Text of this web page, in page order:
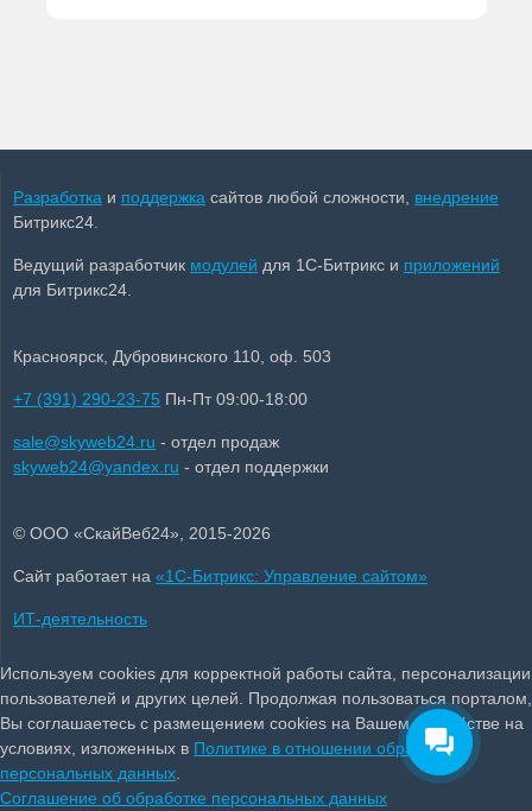
Разработка и поддержка сайтов любой сложности, внедрение
Битрикс24.
Ведущий разработчик модулей для 1С-Битрикс и приложений
для Битрикс24.
Красноярск, Дубровинского 110, оф. 503
+7 (391) 290-23-75 Пн-Пт 09:00-18:00
sale@skyweb24.ru - отдел продаж
skyweb24@yandex.ru - отдел поддержки
© ООО «СкайВеб24», 2015-2026
Сайт работает на «1С-Битрикс: Управление сайтом»
ИТ-деятельность
Используем cookies для корректной работы сайта, персонализации
пользователей и других целей. Продолжая пользоваться порталом,
Вы соглашаетесь с размещением cookies на Вашем устройстве на
условиях, изложенных в Политике в отношении обработки
персональных данных.
Соглашение об обработке персональных данных